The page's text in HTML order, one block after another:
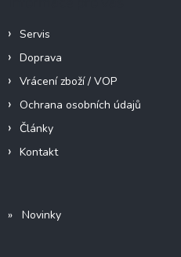
Servis
Doprava
Vrácení zboží / VOP
Ochrana osobních údajů
Články
Kontakt
» Novinky